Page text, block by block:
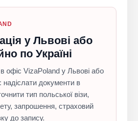
у Львові або
по Україні
офіс VizaPoland у Львові або
надіслати документи в
тип польської візи,
запрошення, страховий
до запису.